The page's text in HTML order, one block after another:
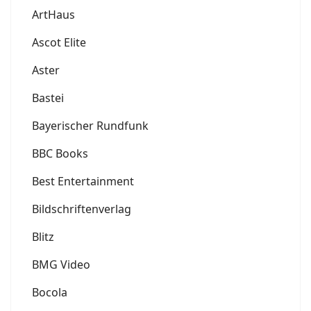
ArtHaus
Ascot Elite
Aster
Bastei
Bayerischer Rundfunk
BBC Books
Best Entertainment
Bildschriftenverlag
Blitz
BMG Video
Bocola